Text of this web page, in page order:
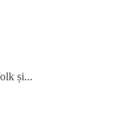
și...